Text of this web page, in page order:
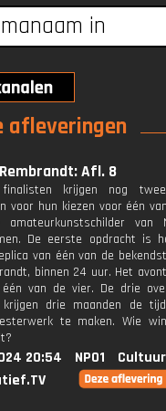
afleveringen
Afl. 8
krijgen nog
voor hun kiezen voor één
van
De eerste opdracht is
van één van de
binnen 24 uur. Het
van de vier. De drie
krijgen drie maanden de
te maken. Wie
20:54 NPO1